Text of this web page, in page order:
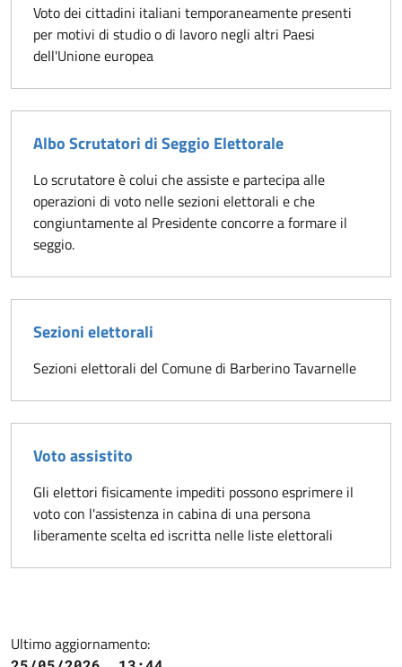
Voto dei cittadini italiani temporaneamente presenti
per motivi di studio o di lavoro negli altri Paesi
dell'Unione europea
Albo Scrutatori di Seggio Elettorale
Lo scrutatore è colui che assiste e partecipa alle
operazioni di voto nelle sezioni elettorali e che
congiuntamente al Presidente concorre a formare il
seggio.
Sezioni elettorali
Sezioni elettorali del Comune di Barberino Tavarnelle
Voto assistito
Gli elettori fisicamente impediti possono esprimere il
voto con l'assistenza in cabina di una persona
liberamente scelta ed iscritta nelle liste elettorali
Ultimo aggiornamento: